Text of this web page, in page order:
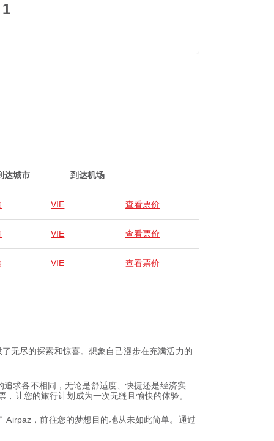
1
达城市 到达机场
VIE 查看票价
VIE 查看票价
VIE 查看票价
无尽的探索和惊喜。想象自己漫步在充满活力的
求各不相同，无论是舒适度、快捷还是经济实
让您的旅行计划成为一次无缝且愉快的体验。
Airpaz，前往您的梦想目的地从未如此简单。通过